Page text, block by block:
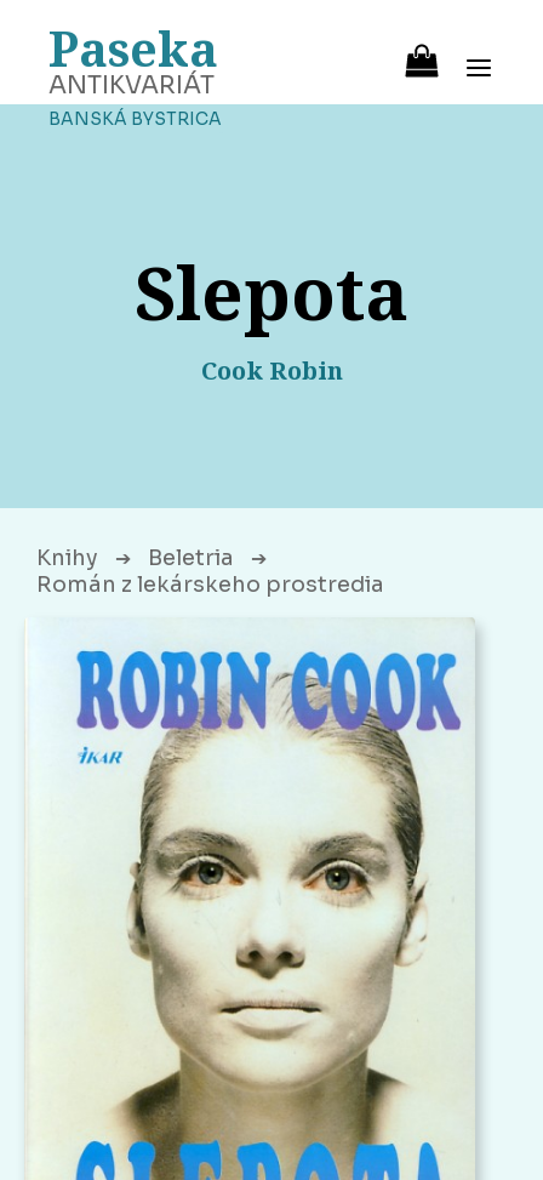
Paseka
ANTIKVARIÁT
BANSKÁ BYSTRICA
Slepota
Cook Robin
Knihy ➔ Beletria ➔
Román z lekárskeho prostredia